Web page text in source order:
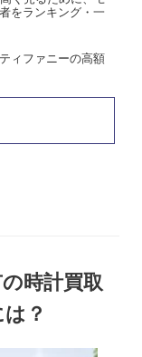
をランキング・一
ィファニーの高額
時計買取
？